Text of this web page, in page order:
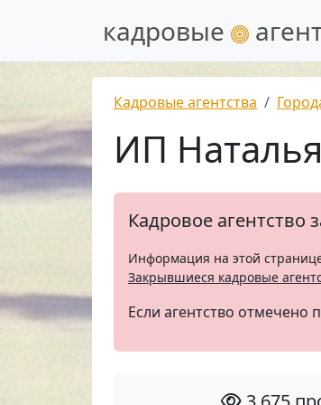
кадровые
Кадровые агентства
ИП
Кадровое агентство
Информация на этой
Закрывшиеся кадровые
Если агентство отмечено